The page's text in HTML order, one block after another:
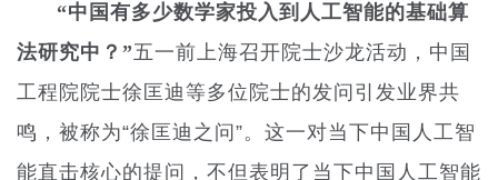
“中国有多少数学家投入到人工智能的基础算
法研究中？”五一前上海召开院士沙龙活动，中国
工程院院士徐匡迪等多位院士的发问引发业界共
鸣，被称为“徐匡迪之问”。这一对当下中国人工智
能直击核心的提问，不但表明了当下中国人工智能